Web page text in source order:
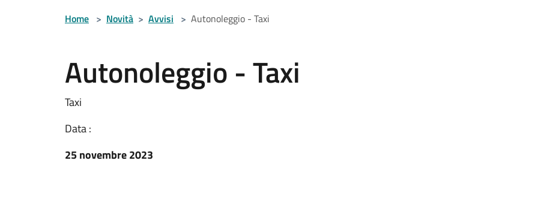
Home > Novità > Avvisi > Autonoleggio - Taxi
Autonoleggio - Taxi
Taxi
Data :
25 novembre 2023